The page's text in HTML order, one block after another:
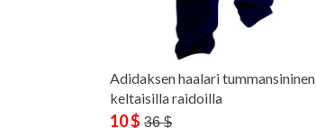
Adidaksen haalari tummansininen
keltaisilla raidoilla
10 $ 36 $